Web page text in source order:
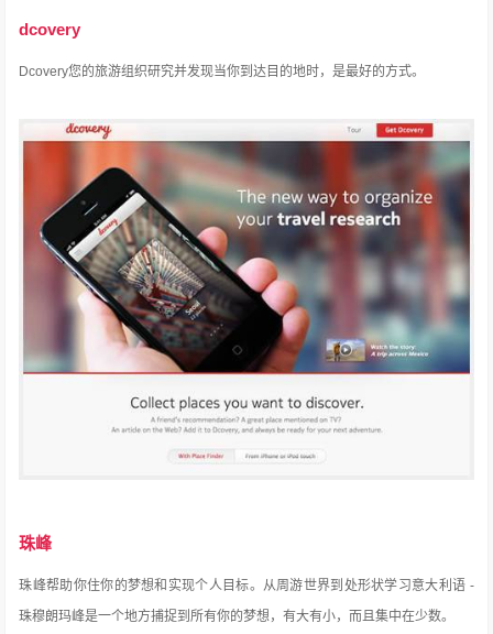
dcovery
Dcovery您的旅游组织研究并发现当你到达目的地时，是最好的方式。
珠峰
珠峰帮助你住你的梦想和实现个人目标。 从周游世界到处形状学习意大利语 -
珠穆朗玛峰是一个地方捕捉到所有你的梦想，有大有小，而且集中在少数。